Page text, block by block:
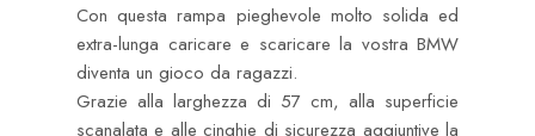
Con questa rampa pieghevole molto solida ed
extra-lunga caricare e scaricare la vostra BMW
diventa un gioco da ragazzi.
Grazie alla larghezza di 57 cm, alla superficie
scanalata e alle cinghie di sicurezza aggiuntive la